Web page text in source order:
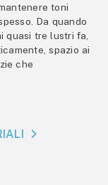
toni
Da quando
quasi tre lustri fa,
spazio ai
che